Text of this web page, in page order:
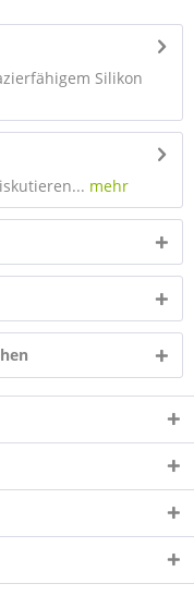
Silikon
mehr